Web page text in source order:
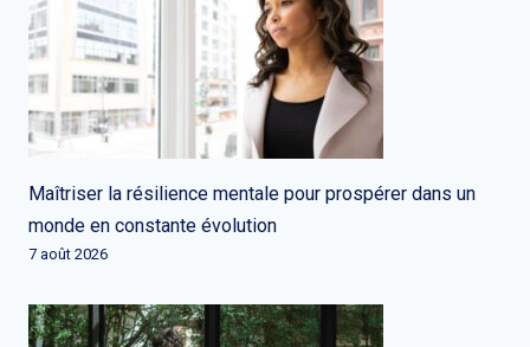
Maîtriser la résilience mentale pour prospérer dans un
monde en constante évolution
7 août 2026